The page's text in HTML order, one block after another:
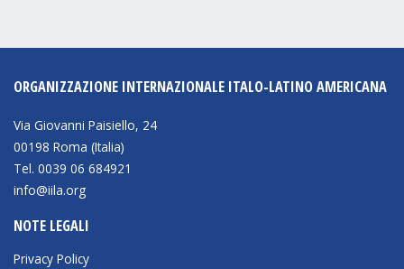
ORGANIZZAZIONE INTERNAZIONALE ITALO-LATINO AMERICANA
Via Giovanni Paisiello, 24
00198 Roma (Italia)
Tel. 0039 06 684921
info@iila.org
NOTE LEGALI
Privacy Policy